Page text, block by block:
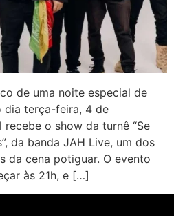
de uma noite especial de
dia terça-feira, 4 de
o show da turnê “Se
da banda JAH Live, um dos
da cena potiguar. O evento
às 21h, e […]